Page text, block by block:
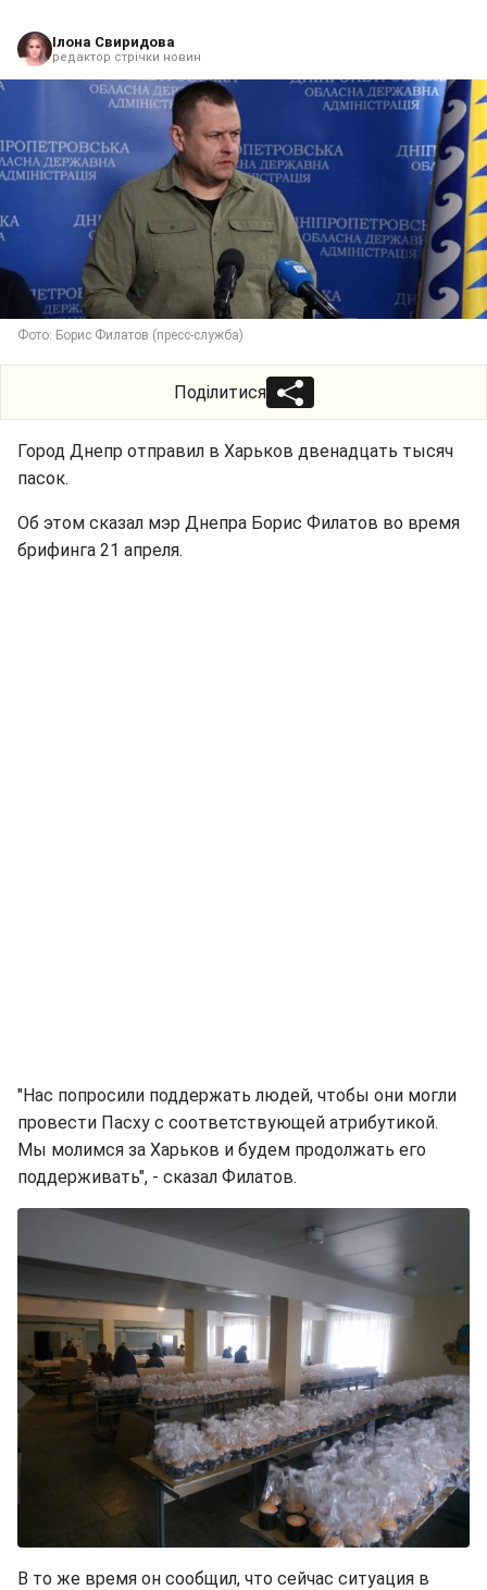
Ілона Свиридова
редактор стрічки новин
Фото: Борис Филатов (пресс-служба)
Поділитися
Город Днепр отправил в Харьков двенадцать тысяч
пасок.
Об этом сказал мэр Днепра Борис Филатов во время
брифинга 21 апреля.
"Нас попросили поддержать людей, чтобы они могли
провести Пасху с соответствующей атрибутикой.
Мы молимся за Харьков и будем продолжать его
поддерживать", - сказал Филатов.
В то же время он сообщил, что сейчас ситуация в